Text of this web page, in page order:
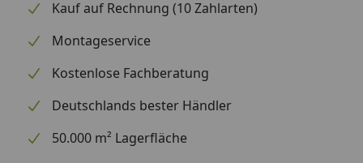
Bitte beachten Sie: Für die Montage werden
Schrauben für die Befestigung der Rinnenhalter sind
Kauf auf Rechnung (10 Zahlarten)
Montageservice
Kostenlose Fachberatung
Deutschlands bester Händler
50.000 m² Lagerfläche